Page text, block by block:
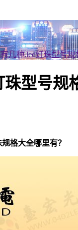
几种,led灯珠型号
型号规
格大全哪里有？